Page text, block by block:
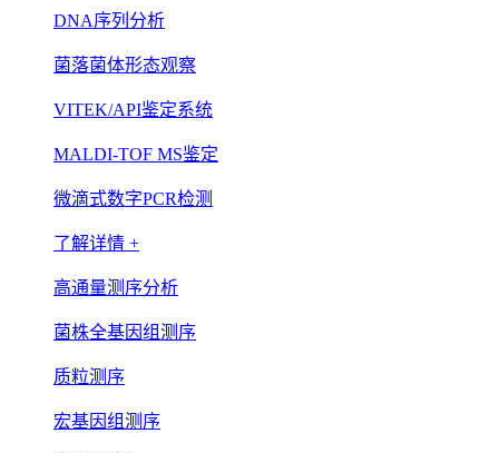
DNA序列分析
菌落菌体形态观察
VITEK/API鉴定系统
MALDI-TOF MS鉴定
微滴式数字PCR检测
了解详情 +
高通量测序分析
菌株全基因组测序
质粒测序
宏基因组测序